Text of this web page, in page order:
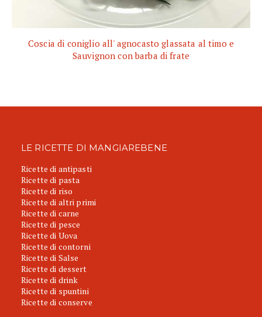
Coscia di coniglio all' agnocasto glassata al timo e
Sauvignon con barba di frate
LE RICETTE DI MANGIAREBENE
Ricette di antipasti
Ricette di pasta
Ricette di riso
Ricette di altri primi
Ricette di carne
Ricette di pesce
Ricette di Uova
Ricette di contorni
Ricette di Salse
Ricette di dessert
Ricette di drink
Ricette di spuntini
Ricette di conserve